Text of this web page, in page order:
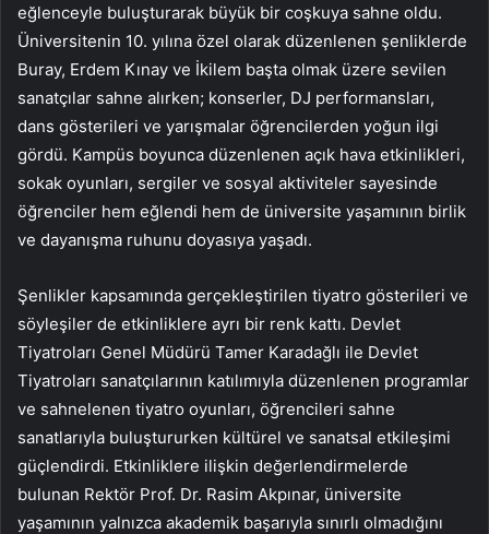
eğlenceyle buluşturarak büyük bir coşkuya sahne oldu.
Üniversitenin 10. yılına özel olarak düzenlenen şenliklerde
Buray, Erdem Kınay ve İkilem başta olmak üzere sevilen
sanatçılar sahne alırken; konserler, DJ performansları,
dans gösterileri ve yarışmalar öğrencilerden yoğun ilgi
gördü. Kampüs boyunca düzenlenen açık hava etkinlikleri,
sokak oyunları, sergiler ve sosyal aktiviteler sayesinde
öğrenciler hem eğlendi hem de üniversite yaşamının birlik
ve dayanışma ruhunu doyasıya yaşadı.
Şenlikler kapsamında gerçekleştirilen tiyatro gösterileri ve
söyleşiler de etkinliklere ayrı bir renk kattı. Devlet
Tiyatroları Genel Müdürü Tamer Karadağlı ile Devlet
Tiyatroları sanatçılarının katılımıyla düzenlenen programlar
ve sahnelenen tiyatro oyunları, öğrencileri sahne
sanatlarıyla buluştururken kültürel ve sanatsal etkileşimi
güçlendirdi. Etkinliklere ilişkin değerlendirmelerde
bulunan Rektör Prof. Dr. Rasim Akpınar, üniversite
yaşamının yalnızca akademik başarıyla sınırlı olmadığını